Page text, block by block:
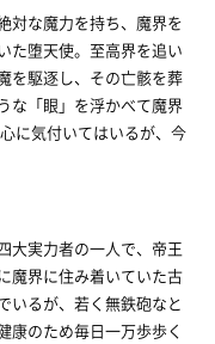
対な魔力を持ち、魔界を
た堕天使。至高界を追い
を駆逐し、その亡骸を葬
な「眼」を浮かべて魔界
に気付いてはいるが、今
大実力者の一人で、帝王
魔界に住み着いていた古
いるが、若く無鉄砲なと
康のため毎日一万歩歩く